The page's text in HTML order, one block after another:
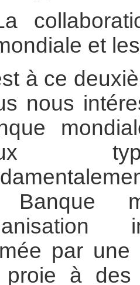
et
à ce
nous
Banque
par une
proie à des